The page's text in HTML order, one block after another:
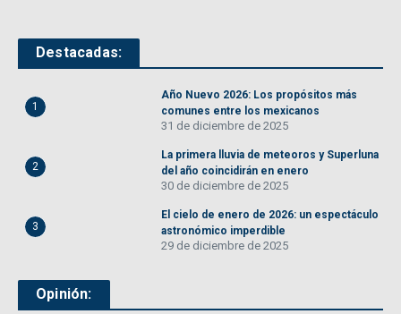
Destacadas:
1
Año Nuevo 2026: Los propósitos más
comunes entre los mexicanos
31 de diciembre de 2025
2
La primera lluvia de meteoros y Superluna
del año coincidirán en enero
30 de diciembre de 2025
3
El cielo de enero de 2026: un espectáculo
astronómico imperdible
29 de diciembre de 2025
Opinión: